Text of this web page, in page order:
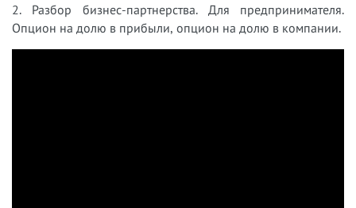
2. Разбор бизнес-партнерства. Для предпринимателя.
Опцион на долю в прибыли, опцион на долю в компании.